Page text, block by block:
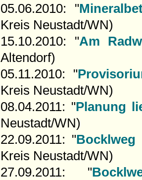
05.06.2010: "
Kreis Neustadt/WN)
15.10.2010: "Am
Altendorf)
05.11.2010: "
Kreis Neustadt/WN)
08.04.2011: "Planung
Neustadt/WN)
22.09.2011: "
Kreis Neustadt/WN)
27.09.2011: "